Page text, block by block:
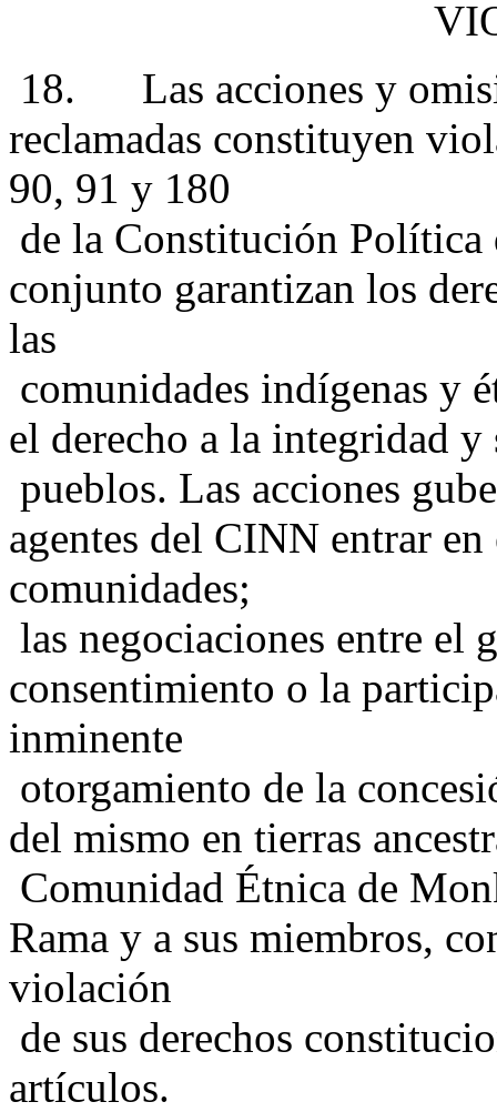
18. Las acciones y
reclamadas constituyen
90, 91 y 180
de la Constitución Política
conjunto garantizan los
las
comunidades indígenas y
el derecho a la integridad
pueblos. Las acciones
agentes del CINN entrar
comunidades;
las negociaciones entre
consentimiento o la
inminente
otorgamiento de la
del mismo en tierras
Comunidad Étnica de
Rama y a sus miembros,
violación
de sus derechos
artículos.